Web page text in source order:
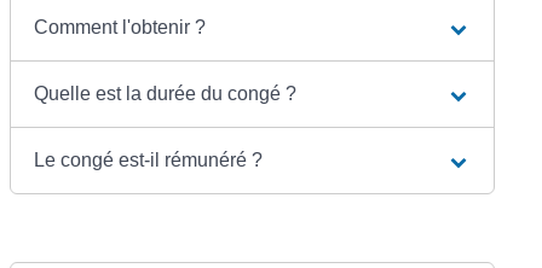
Comment l'obtenir ?
Quelle est la durée du congé ?
Le congé est-il rémunéré ?